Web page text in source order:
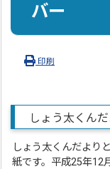
バー
印刷
しょう太くん
しょう太くんだより
紙です。平成25年12